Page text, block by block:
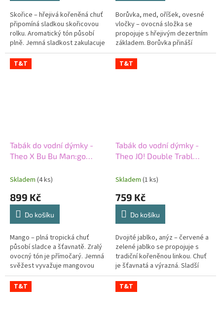
Skořice – hřejivá kořeněná chuť
připomíná sladkou skořicovou
rolku. Aromatický tón působí
plně. Jemná sladkost zakulacuje
kořeněný základ. Silný tabák
podporuje výrazný...
Borůvka, med, oříšek, ovesné
vločky – ovocná složka se
propojuje s hřejivým dezertním
základem. Borůvka přináší
šťavnatost. Med a oříšek
dodávají kulatou sladkost.
Ovesné vločky...
T&T
Tabák do vodní dýmky -
Theo X Bu Bu Man:go
Skladem (4 ks)
899 Kč
Do košíku
Mango – plná tropická chuť
působí sladce a šťavnatě. Zralý
ovocný tón je přímočarý. Jemná
svěžest vyvažuje mangovou
sladkost. Silný tabák dodává
příchuti výraznější základ.
Theo...
T&T
Tabák do vodní dýmky -
Theo JO! Double Trabl
Skladem (1 ks)
759 Kč
Do košíku
Dvojité jablko, anýz – červené a
zelené jablko se propojuje s
tradiční kořeněnou linkou. Chuť
je šťavnatá a výrazná. Sladší
jablko vyvažuje svěžejší
kyselkavost. Anýz přidává...
T&T T&T